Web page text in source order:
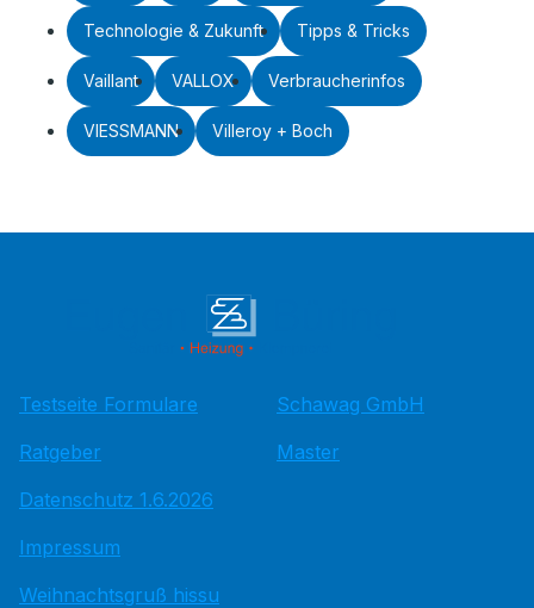
Technologie & Zukunft Tipps & Tricks
Vaillant VALLOX Verbraucherinfos
VIESSMANN Villeroy + Boch
Testseite Formulare
Ratgeber
Datenschutz 1.6.2026
Impressum
Weihnachtsgruß hissu
Schawag GmbH
Master